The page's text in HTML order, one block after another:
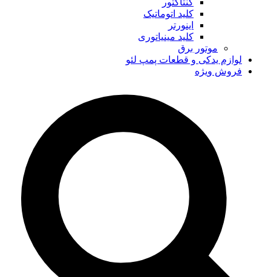
کنتاکتور
کلید اتوماتیک
اینورتر
کلید مینیاتوری
موتور برق
لوازم یدکی و قطعات پمپ لئو
فروش ویژه